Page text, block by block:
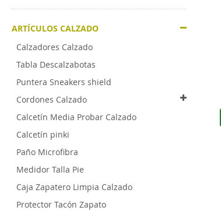
ARTÍCULOS CALZADO
Calzadores Calzado
Tabla Descalzabotas
Puntera Sneakers shield
Cordones Calzado
Calcetín Media Probar Calzado
Calcetín pinki
Paño Microfibra
Medidor Talla Pie
Caja Zapatero Limpia Calzado
Protector Tacón Zapato